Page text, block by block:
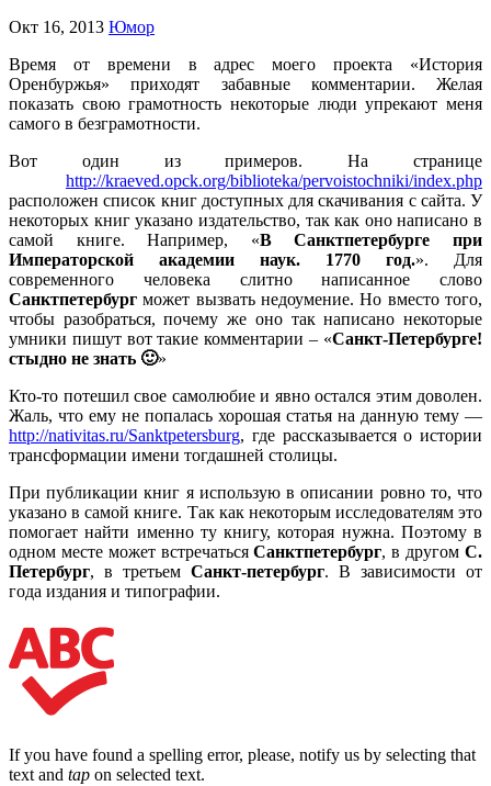
Окт 16, 2013 Юмор
Время от времени в адрес моего проекта «История
Оренбуржья» приходят забавные комментарии. Желая
показать свою грамотность некоторые люди упрекают меня
самого в безграмотности.
Вот один из примеров. На странице
http://kraeved.opck.org/biblioteka/pervoistochniki/index.php
расположен список книг доступных для скачивания с сайта. У
некоторых книг указано издательство, так как оно написано в
самой книге. Например, «В Санктпетербурге при
Императорской академии наук. 1770 год.». Для
современного человека слитно написанное слово
Санктпетербург может вызвать недоумение. Но вместо того,
чтобы разобраться, почему же оно так написано некоторые
умники пишут вот такие комментарии – «Санкт-Петербурге!
стыдно не знать 🙂»
Кто-то потешил свое самолюбие и явно остался этим доволен.
Жаль, что ему не попалась хорошая статья на данную тему —
http://nativitas.ru/Sanktpetersburg, где рассказывается о истории
трансформации имени тогдашней столицы.
При публикации книг я использую в описании ровно то, что
указано в самой книге. Так как некоторым исследователям это
помогает найти именно ту книгу, которая нужна. Поэтому в
одном месте может встречатьсяСанктпетербург, в другомС.
Петербург, в третьем Санкт‑петербург. В зависимости от
года издания и типографии.
If you have found a spelling error, please, notify us by selecting that
text and tap on selected text.